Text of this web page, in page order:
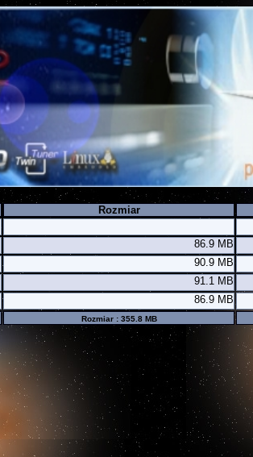
Rozmiar
86.9 MB
90.9 MB
91.1 MB
86.9 MB
Rozmiar : 355.8 MB